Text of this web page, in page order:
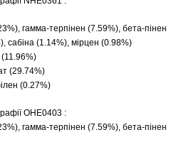
гамма-терпінен (7.59%), бета-пінен
сабіна (1.14%), мірцен (0.98%)
(11.96%)
(29.74%)
(0.27%)
OHE0403 :
гамма-терпінен (7.59%), бета-пінен